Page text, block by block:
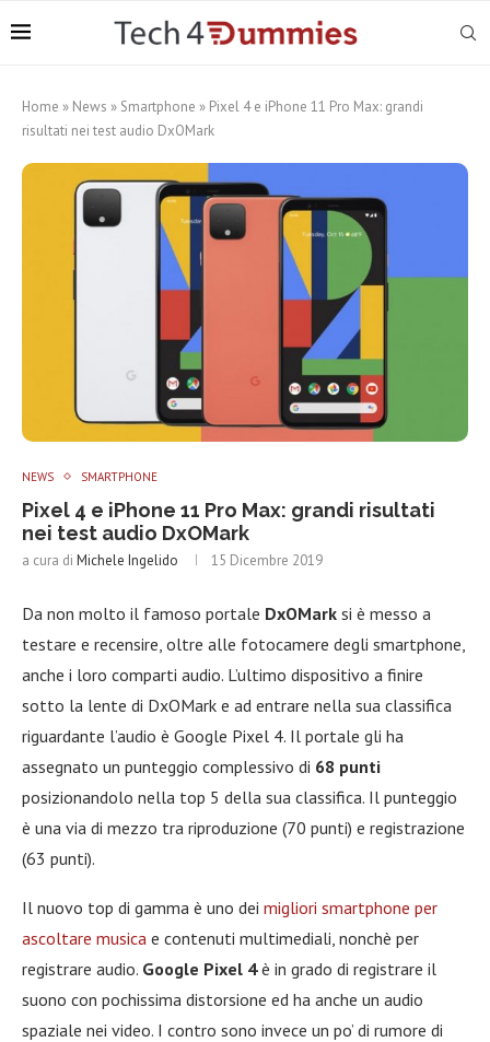
Home » News » Smartphone » Pixel 4 e iPhone 11 Pro Max: grandi
risultati nei test audio DxOMark
NEWS SMARTPHONE
Pixel 4 e iPhone 11 Pro Max: grandi risultati
nei test audio DxOMark
a cura di Michele Ingelido 15 Dicembre 2019
Da non molto il famoso portale DxOMark si è messo a
testare e recensire, oltre alle fotocamere degli smartphone,
anche i loro comparti audio. L’ultimo dispositivo a finire
sotto la lente di DxOMark e ad entrare nella sua classifica
riguardante l’audio è Google Pixel 4. Il portale gli ha
assegnato un punteggio complessivo di 68 punti
posizionandolo nella top 5 della sua classifica. Il punteggio
è una via di mezzo tra riproduzione (70 punti) e registrazione
(63 punti).
Il nuovo top di gamma è uno dei migliori smartphone per
ascoltare musica e contenuti multimediali, nonchè per
registrare audio. Google Pixel 4è in grado di registrare il
suono con pochissima distorsione ed ha anche un audio
spaziale nei video. I contro sono invece un po’ di rumore di